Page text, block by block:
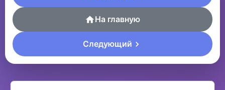
На главную
Следующий